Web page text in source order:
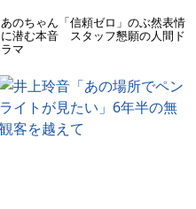
あのちゃん「信頼ゼロ」のぶ然表情
に潜む本音 スタッフ懇願の人間ド
ラマ